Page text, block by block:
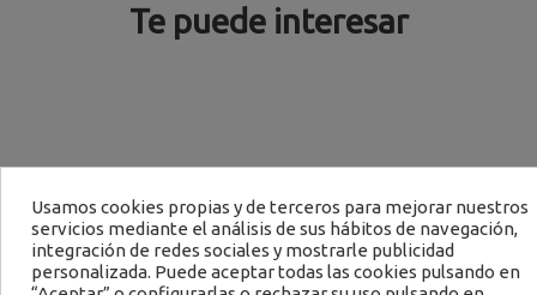
Te puede interesar
Usamos cookies propias y de terceros para mejorar nuestros
servicios mediante el análisis de sus hábitos de navegación,
integración de redes sociales y mostrarle publicidad
personalizada. Puede aceptar todas las cookies pulsando en